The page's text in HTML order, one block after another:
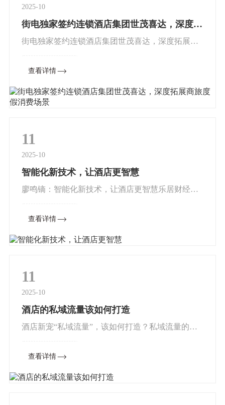
2025-10
街电独家签约连锁酒店集团世茂喜达，深度拓展商旅度假消费场景
街电独家签约连锁酒店集团世茂喜达，深度拓展商
电宝行业领军品牌街电独家战略签约世茂喜达酒店
集团(下简称：世茂喜达)，将...
查看详情
11
2025-10
智能化新技术，让酒店更智慧
廖鸣镝：智能化新技术，让酒店更智慧乐居财经讯
算、物联网、人工智能等系列高新科技迎来了爆发
期。但如何在5G网络环境运营...
查看详情
11
2025-10
酒店的私域流量该如何打造
酒店新宠“私域流量”，该如何打造？私域流量的概
自己的私域流量，酒店在寻找自己的私域流量时一
定要擦亮眼睛，选择适合自己...
查看详情